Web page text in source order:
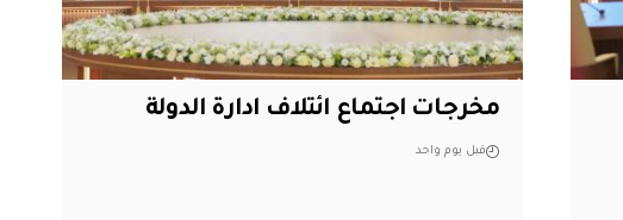
مخرجات اجتماع ائتلاف ادارة الدولة
قبل يوم واحد